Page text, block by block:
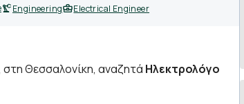
Engineering Electrical Engineer
στη Θεσσαλονίκη, αναζητά Ηλεκτρολόγο